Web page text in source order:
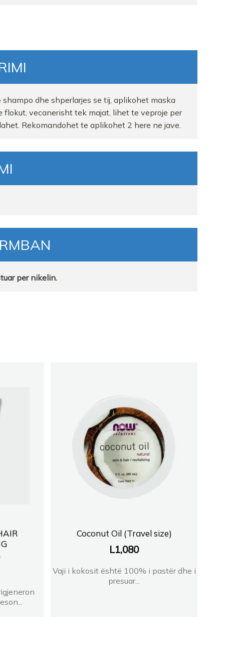
shampo dhe shperlarjes se tij, aplikohet maska
flokut, vecanerisht tek majat, lihet te veproje per
Rekomandohet te aplikohet 2 here ne jave.
per nikelin.
Coconut Oil (Travel size)
L1,080
Vaji i kokosit është 100% i pastër dhe i
presuar...